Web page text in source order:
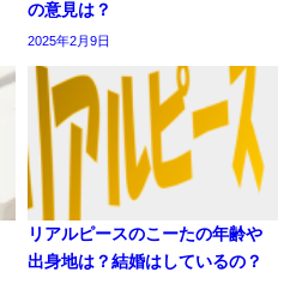
の意見は？
2025年2月9日
リアルピースのこーたの年齢や
出身地は？結婚はしているの？